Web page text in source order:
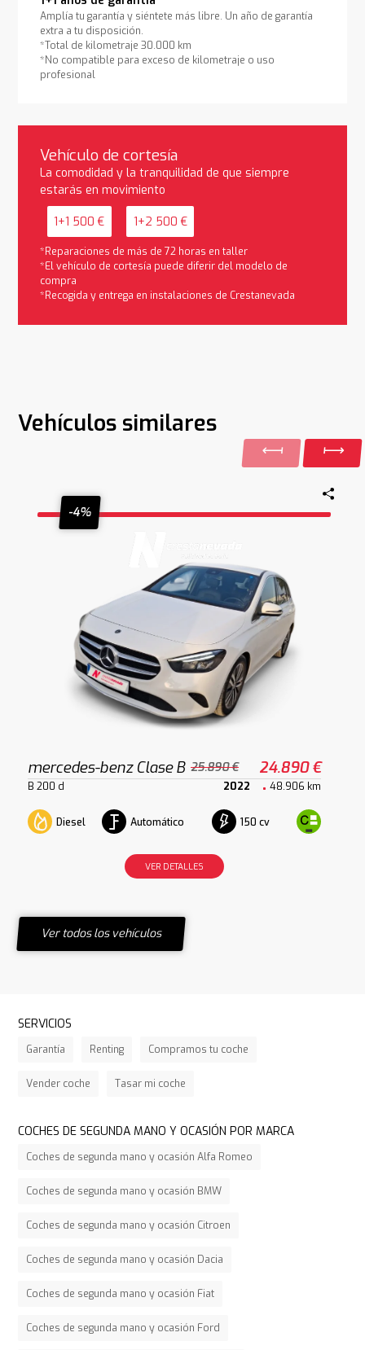
Amplía tu garantía y siéntete más libre. Un año de garantía
extra a tu disposición.
*Total de kilometraje 30.000 km
*No compatible para exceso de kilometraje o uso
profesional
Vehículo de cortesía
La comodidad y la tranquilidad de que siempre
estarás en movimiento
1+1 500 € 1+2 500 €
*Reparaciones de más de 72 horas en taller
*El vehículo de cortesía puede diferir del modelo de
compra
*Recogida y entrega en instalaciones de Crestanevada
Vehículos similares
-4%
mercedes-benz Clase B 25.890 € 24.890 €
B 200 d 2022 48.906 km
Diesel Automático 150 cv
VER DETALLES
Ver todos los vehículos
SERVICIOS
Garantía Renting Compramos tu coche
Vender coche Tasar mi coche
COCHES DE SEGUNDA MANO Y OCASIÓN POR MARCA
Coches de segunda mano y ocasión Alfa Romeo
Coches de segunda mano y ocasión BMW
Coches de segunda mano y ocasión Citroen
Coches de segunda mano y ocasión Dacia
Coches de segunda mano y ocasión Fiat
Coches de segunda mano y ocasión Ford